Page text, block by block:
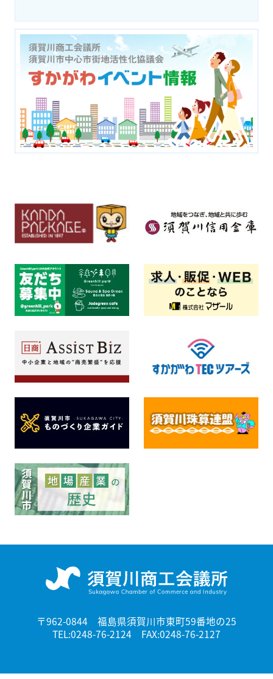
〒962-0844 福島県須賀川市東町59番地の25
TEL:0248-76-2124 FAX:0248-76-2127